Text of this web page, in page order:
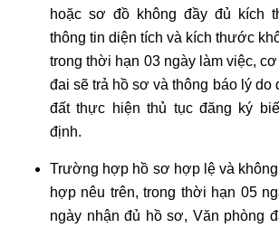
hoặc sơ đồ không đầy đủ kích
thông tin diện tích và kích thước
trong thời hạn 03 ngày làm việc,
đai sẽ trả hồ sơ và thông báo lý
đất thực hiện thủ tục đăng ký
định.
Trường hợp hồ sơ hợp lệ và
hợp nêu trên, trong thời hạn 05
ngày nhận đủ hồ sơ, Văn phòng